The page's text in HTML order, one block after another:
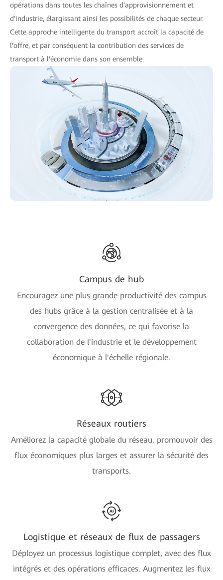
opérations dans toutes les chaînes d'approvisionnement et
d'industrie, élargissant ainsi les possibilités de chaque secteur.
Cette approche intelligente du transport accroît la capacité de
l'offre, et par conséquent la contribution des services de
transport à l'économie dans son ensemble.
Campus de hub
Encouragez une plus grande productivité des campus
des hubs grâce à la gestion centralisée et à la
convergence des données, ce qui favorise la
collaboration de l'industrie et le développement
économique à l'échelle régionale.
Réseaux routiers
Améliorez la capacité globale du réseau, promouvoir des
flux économiques plus larges et assurer la sécurité des
transports.
Logistique et réseaux de flux de passagers
Déployez un processus logistique complet, avec des flux
intégrés et des opérations efficaces. Augmentez les flux